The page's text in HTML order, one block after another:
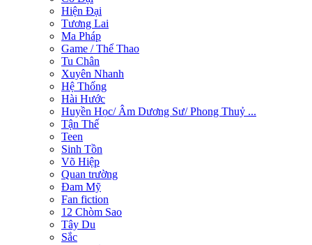
Hiện Đại
Tương Lai
Ma Pháp
Game / Thể Thao
Tu Chân
Xuyên Nhanh
Hệ Thống
Hài Hước
Huyền Học/ Âm Dương Sư/ Phong Thuỷ ...
Tận Thế
Teen
Sinh Tồn
Võ Hiệp
Quan trường
Đam Mỹ
Fan fiction
12 Chòm Sao
Tây Du
Sắc